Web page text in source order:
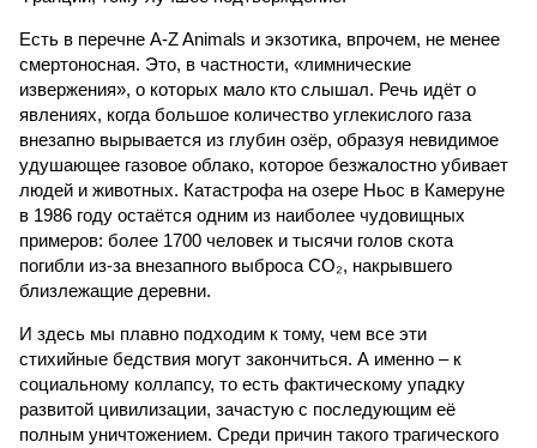
Есть в перечне A-Z Animals и экзотика, впрочем, не менее
смертоносная. Это, в частности, «лимнические
извержения», о которых мало кто слышал. Речь идёт о
явлениях, когда большое количество углекислого газа
внезапно вырывается из глубин озёр, образуя невидимое
удушающее газовое облако, которое безжалостно убивает
людей и животных. Катастрофа на озере Ньос в Камеруне
в 1986 году остаётся одним из наиболее чудовищных
примеров: более 1700 человек и тысячи голов скота
погибли из-за внезапного выброса CO₂, накрывшего
близлежащие деревни.
И здесь мы плавно подходим к тому, чем все эти
стихийные бедствия могут закончиться. А именно – к
социальному коллапсу, то есть фактическому упадку
развитой цивилизации, зачастую с последующим её
полным уничтожением. Среди причин такого трагического